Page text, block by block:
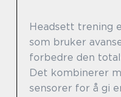
Headsett trening
som bruker
forbedre den
Det kombinerer
sensorer for å gi